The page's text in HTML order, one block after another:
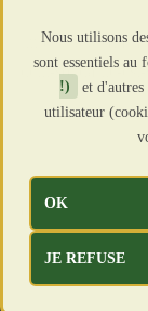
http://www.rfi.fr/
delit-solidarite-
- en Russie,ce 3
organisateurs de
Nous utilisons
sont essentiels au
!)
et
utilisateur
OK
JE REFUSE